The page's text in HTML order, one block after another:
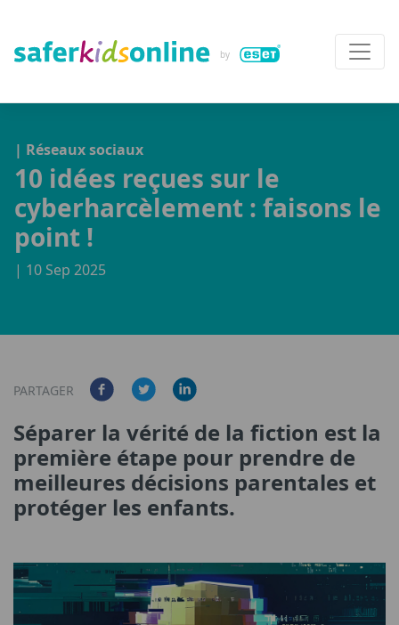
| Réseaux sociaux
10 idées reçues sur le
cyberharcèlement : faisons le
point !
| 10 Sep 2025
PARTAGER
Séparer la vérité de la fiction est la
première étape pour prendre de
meilleures décisions parentales et
protéger les enfants.